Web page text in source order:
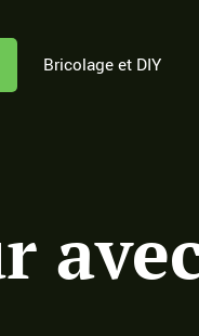
Bricolage et DIY